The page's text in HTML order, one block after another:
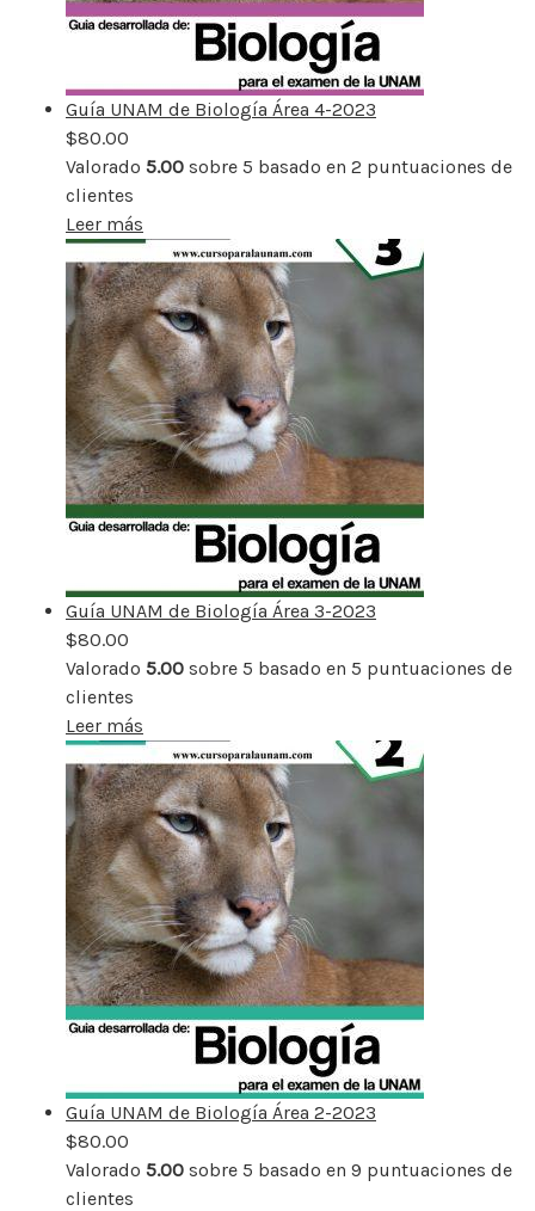
Guía UNAM de Biología Área 4-2023
$80.00
Valorado 5.00 sobre 5 basado en 2 puntuaciones de
clientes
Leer más
Guía UNAM de Biología Área 3-2023
$80.00
Valorado 5.00 sobre 5 basado en 5 puntuaciones de
clientes
Leer más
Guía UNAM de Biología Área 2-2023
$80.00
Valorado 5.00 sobre 5 basado en 9 puntuaciones de
clientes